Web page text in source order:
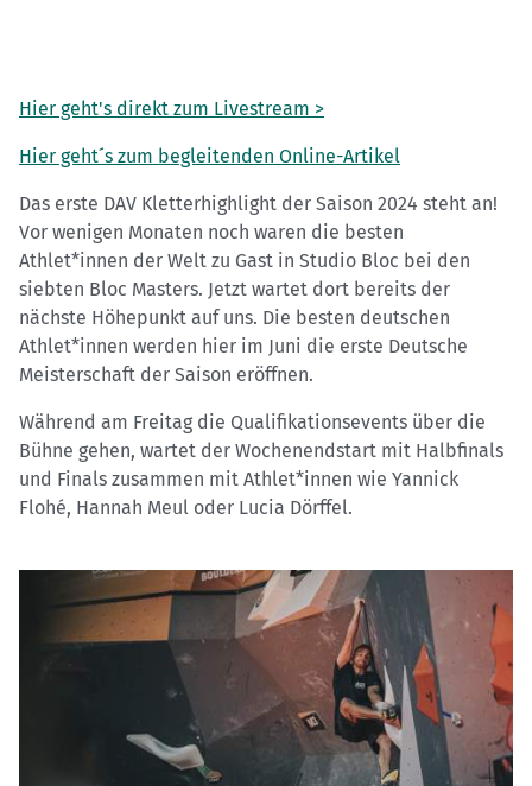
Hier geht's direkt zum Livestream >
Hier geht´s zum begleitenden Online-Artikel
Das erste DAV Kletterhighlight der Saison 2024 steht an!
Vor wenigen Monaten noch waren die besten
Athlet*innen der Welt zu Gast in Studio Bloc bei den
siebten Bloc Masters. Jetzt wartet dort bereits der
nächste Höhepunkt auf uns. Die besten deutschen
Athlet*innen werden hier im Juni die erste Deutsche
Meisterschaft der Saison eröffnen.
Während am Freitag die Qualifikationsevents über die
Bühne gehen, wartet der Wochenendstart mit Halbfinals
und Finals zusammen mit Athlet*innen wie Yannick
Flohé, Hannah Meul oder Lucia Dörffel.